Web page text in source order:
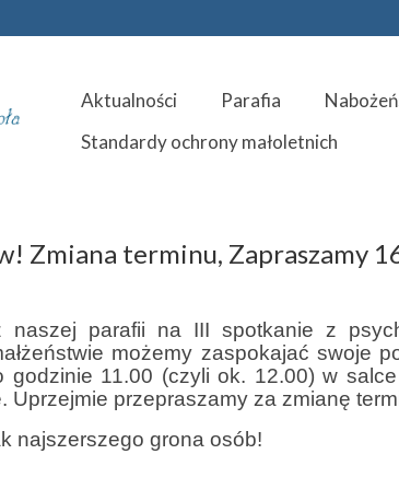
Aktualności Parafia
Standardy ochrony małoletnich
Zmiana terminu, Zapraszamy
naszej parafii na III spotkanie z
możemy zaspokajać swoje
godzinie 11.00 (czyli ok. 12.00) w
Uprzejmie przepraszamy za zmianę
najszerszego grona osób!